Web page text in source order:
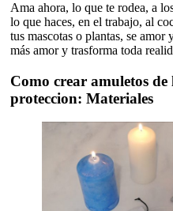
Ama ahora, lo que te rodea, a
lo que haces, en el trabajo, al
tus mascotas o plantas, se
más amor y trasforma toda
Como crear amuletos de
proteccion: Materiales